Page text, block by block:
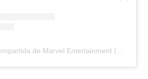
Una publicación compartida de Marvel Entertainment (@marvel)